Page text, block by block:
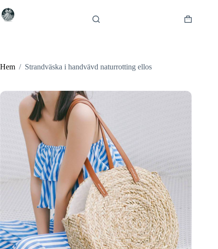
till
innehåll
Varukorg
Hem / Strandväska i handvävd naturrotting ellos